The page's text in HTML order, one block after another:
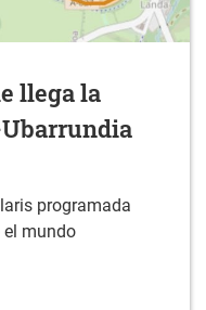
llega la
programada
el mundo